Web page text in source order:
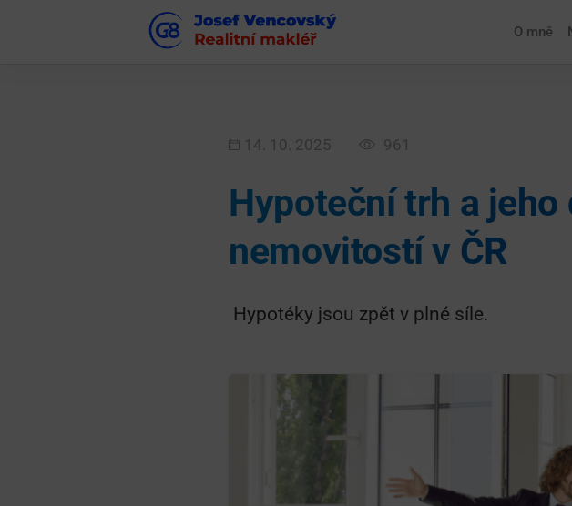
O mně
14. 10. 2025 961
Hypoteční trh a jeho
nemovitostí v ČR
Hypotéky jsou zpět v plné síle.